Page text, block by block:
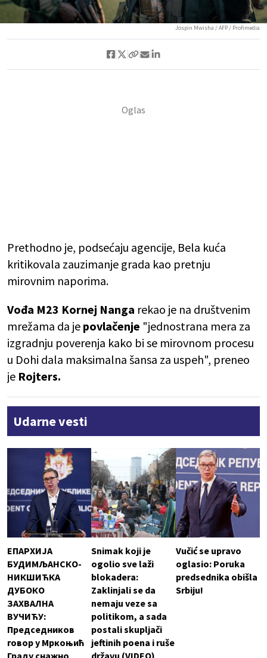
Jospin Mwisha / AFP / Profimedia
Prethodno je, podsećaju agencije, Bela kuća
kritikovala zauzimanje grada kao pretnju
mirovnim naporima.
Vođa M23 Kornej Nanga rekao je na društvenim
mrežama da je povlačenje "jednostrana mera za
izgradnju poverenja kako bi se mirovnom procesu
u Dohi dala maksimalna šansa za uspeh", preneo
je Rojters.
Udarne vesti
ЕПАРХИЈА
БУДИМЉАНСКО-
НИКШИЋКА
ДУБОКО
ЗАХВАЛНА
ВУЧИЋУ:
Председников
говор у Мркоњић
Snimak koji je
ogolio sve laži
blokadera:
Zaklinjali se da
nemaju veze sa
politikom, a sada
postali skupljači
jeftinih poena i ruše
Vučić se upravo
oglasio: Poruka
predsednika obišla
Srbiju!